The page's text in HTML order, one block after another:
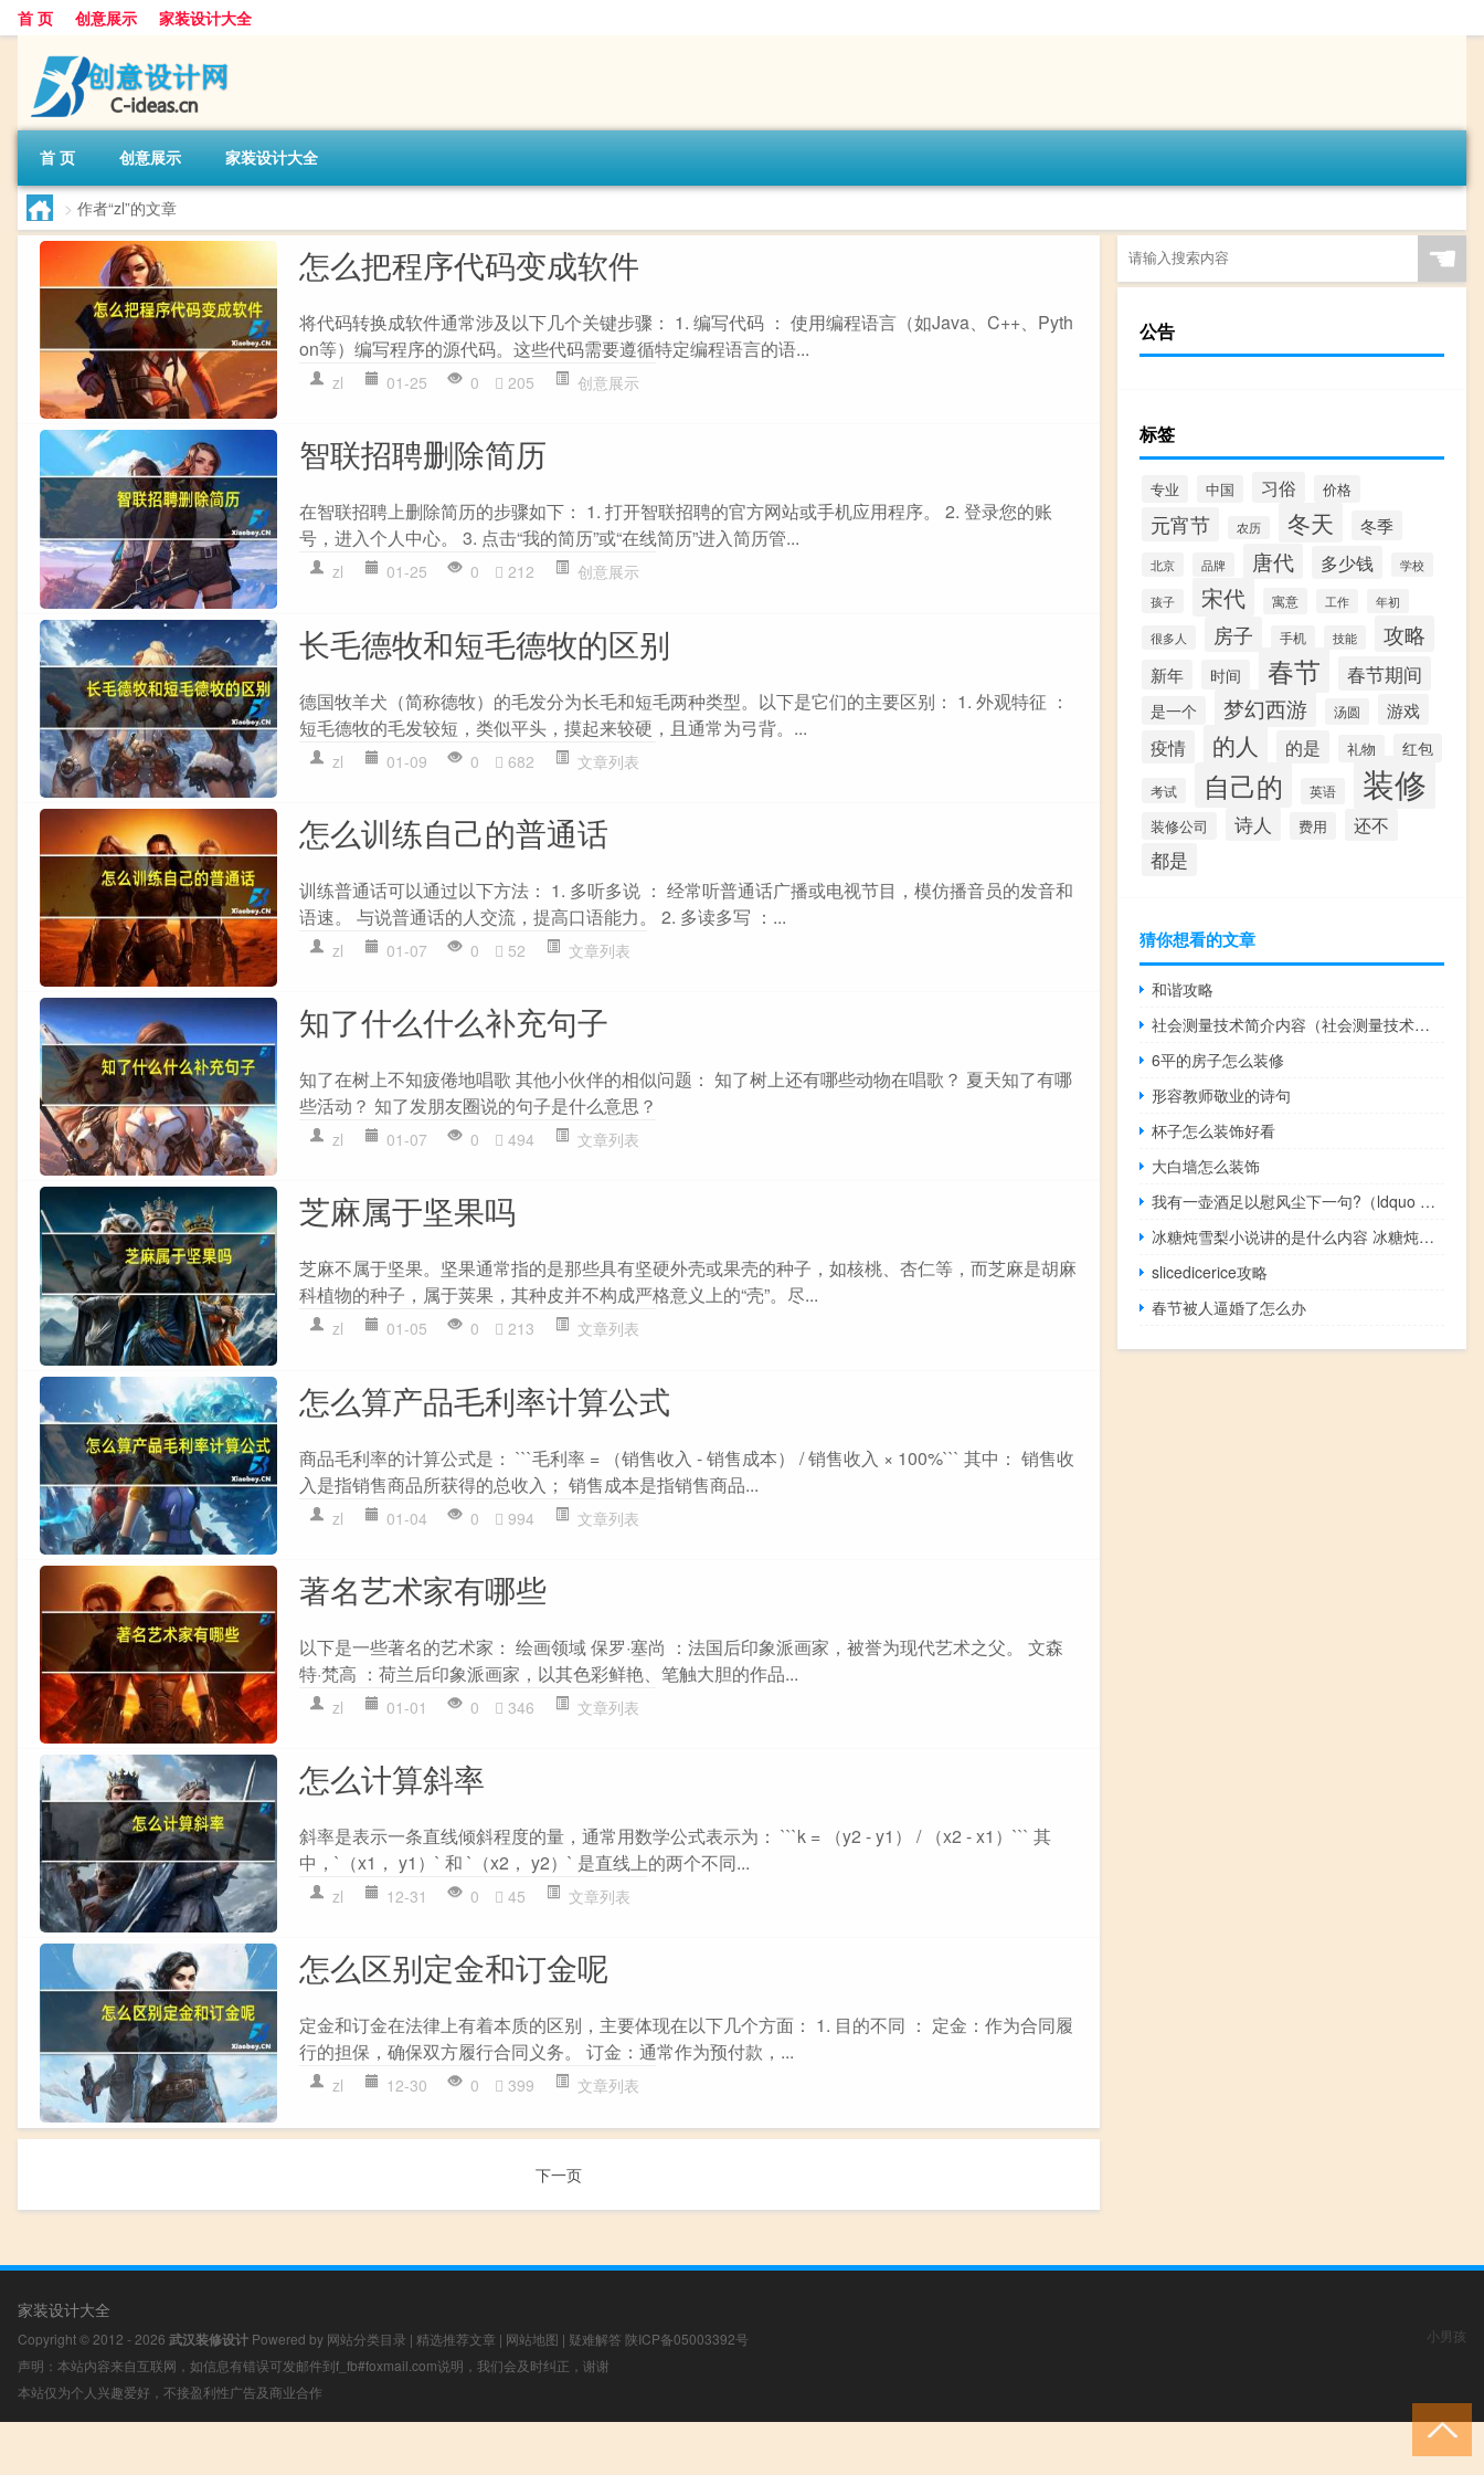
首 页 创意展示 家装设计大全
首 页 创意展示 家装设计大全
> 作者“zl”的文章
怎么把程序代码变成软件
将代码转换成软件通常涉及以下几个关键步骤： 1. 编写代码 ： 使用编程语言（如Java、C++、Pyth
on等）编写程序的源代码。这些代码需要遵循特定编程语言的语...
zl 01-25 0 205 创意展示
智联招聘删除简历
在智联招聘上删除简历的步骤如下： 1. 打开智联招聘的官方网站或手机应用程序。 2. 登录您的账
号，进入个人中心。 3. 点击“我的简历”或“在线简历”进入简历管...
zl 01-25 0 212 创意展示
长毛德牧和短毛德牧的区别
德国牧羊犬（简称德牧）的毛发分为长毛和短毛两种类型。以下是它们的主要区别： 1. 外观特征 ：
短毛德牧的毛发较短，类似平头，摸起来较硬，且通常为弓背。...
zl 01-09 0 682 文章列表
怎么训练自己的普通话
训练普通话可以通过以下方法： 1. 多听多说 ： 经常听普通话广播或电视节目，模仿播音员的发音和
语速。 与说普通话的人交流，提高口语能力。 2. 多读多写 ：...
zl 01-07 0 52 文章列表
知了什么什么补充句子
知了在树上不知疲倦地唱歌 其他小伙伴的相似问题： 知了树上还有哪些动物在唱歌？ 夏天知了有哪
些活动？ 知了发朋友圈说的句子是什么意思？
zl 01-07 0 494 文章列表
芝麻属于坚果吗
芝麻不属于坚果。坚果通常指的是那些具有坚硬外壳或果壳的种子，如核桃、杏仁等，而芝麻是胡麻
科植物的种子，属于荚果，其种皮并不构成严格意义上的“壳”。尽...
zl 01-05 0 213 文章列表
怎么算产品毛利率计算公式
商品毛利率的计算公式是： ```毛利率 = （销售收入 - 销售成本） / 销售收入 × 100%``` 其中： 销售收
入是指销售商品所获得的总收入； 销售成本是指销售商品...
zl 01-04 0 994 文章列表
著名艺术家有哪些
以下是一些著名的艺术家： 绘画领域 保罗·塞尚 ：法国后印象派画家，被誉为现代艺术之父。 文森
特·梵高 ：荷兰后印象派画家，以其色彩鲜艳、笔触大胆的作品...
zl 01-01 0 346 文章列表
怎么计算斜率
斜率是表示一条直线倾斜程度的量，通常用数学公式表示为： ```k = （y2 - y1） / （x2 - x1）``` 其
中，`（x1， y1）` 和 `（x2， y2）` 是直线上的两个不同...
zl 12-31 0 45 文章列表
怎么区别定金和订金呢
定金和订金在法律上有着本质的区别，主要体现在以下几个方面： 1. 目的不同 ： 定金：作为合同履
行的担保，确保双方履行合同义务。 订金：通常作为预付款，...
zl 12-30 0 399 文章列表
下一页
☚
公告
标签
专业 中国 习俗 价格
元宵节 农历 冬天 冬季
北京 品牌 唐代 多少钱 学校
孩子 宋代 寓意 工作 年初
很多人 房子 手机 技能 攻略
新年 时间 春节 春节期间
是一个 梦幻西游 汤圆 游戏
疫情 的人 的是 礼物 红包
考试 自己的 英语 装修
装修公司 诗人 费用 还不
都是
猜你想看的文章
和谐攻略
社会测量技术简介内容（社会测量技术简介）
6平的房子怎么装修
形容教师敬业的诗句
杯子怎么装饰好看
大白墙怎么装饰
我有一壶酒足以慰风尘下一句?（ldquo 我有一壶酒 足以慰风尘 rdquo 是什么意思 出自哪首诗）
冰糖炖雪梨小说讲的是什么内容 冰糖炖雪梨小说讲的什么
slicedicerice攻略
春节被人逼婚了怎么办
家装设计大全
Copyright © 2012 - 2026 武汉装修设计 Powered by 网站分类目录 | 精选推荐文章 | 网站地图 | 疑难解答 陕ICP备05003392号
声明：本站内容来自互联网，如信息有错误可发邮件到f_fb#foxmail.com说明，我们会及时纠正，谢谢
本站仅为个人兴趣爱好，不接盈利性广告及商业合作
小男孩